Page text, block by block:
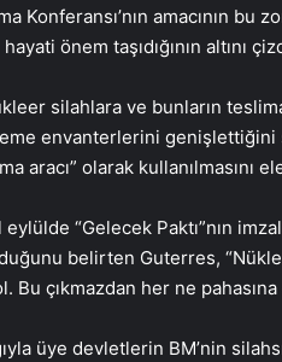
Konferansı’nın amacının
önem taşıdığının altını
silahlara ve bunların
envanterlerini genişlettiğini
aracı” olarak kullanılmasını
eylülde “Gelecek Paktı”nın
belirten Guterres,
çıkmazdan her ne pahasına
üye devletlerin BM’nin